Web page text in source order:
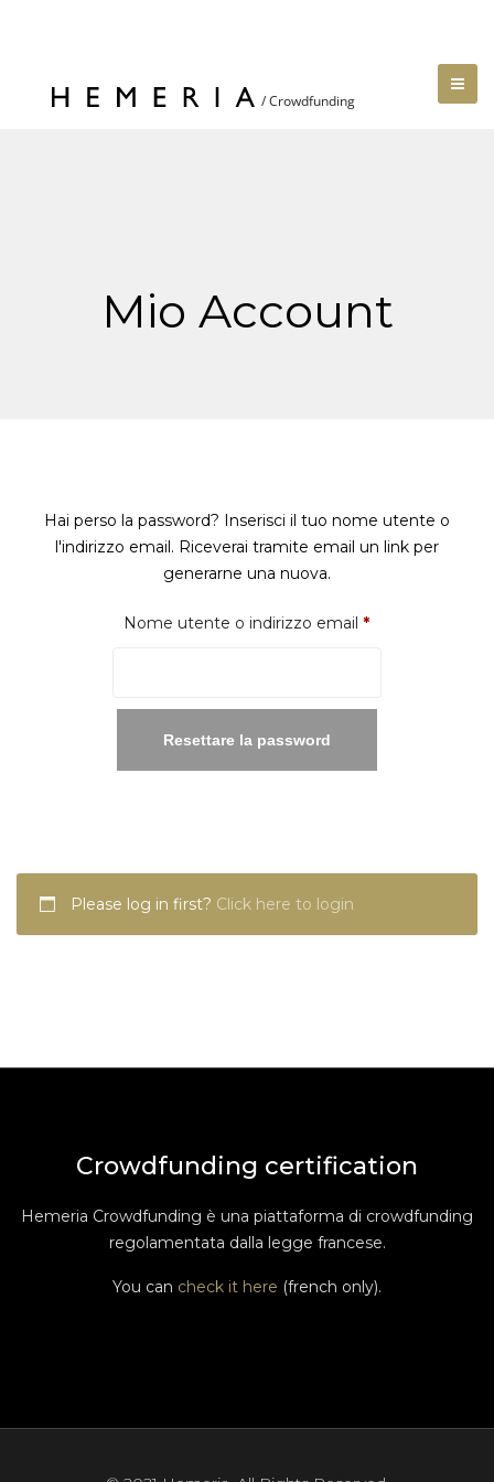
Mio Account
Hai perso la password? Inserisci il tuo nome utente o
l'indirizzo email. Riceverai tramite email un link per
generarne una nuova.
Nome utente o indirizzo email *Richiesto
Resettare la password
Please log in first? Click here to login
Crowdfunding certification
Hemeria Crowdfunding è una piattaforma di crowdfunding
regolamentata dalla legge francese.
You can check it here (french only).